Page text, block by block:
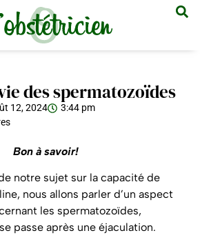
des spermatozoïdes
12, 2024
3:44 pm
Bon à savoir!
notre sujet sur la capacité de
nous allons parler d’un aspect
les spermatozoïdes,
passe après une éjaculation.